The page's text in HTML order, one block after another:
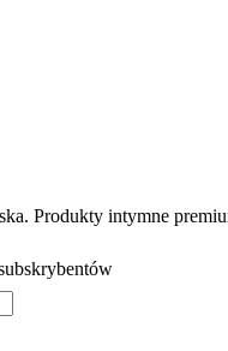
Produkty intymne